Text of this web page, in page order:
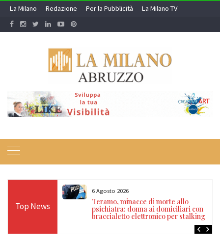
Skip
content
La Milano Redazione Per la Pubblicità La Milano TV
Top News
contro la
cinque misure
6 Agosto 2026
Teramo, minacce di morte allo
psichiatra: donna ai domiciliari con
braccialetto elettronico per stalking